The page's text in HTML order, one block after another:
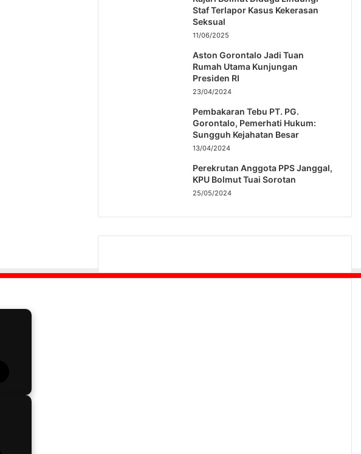
Staf Terlapor Kasus Kekerasan
Seksual
11/06/2025
Aston Gorontalo Jadi Tuan
Rumah Utama Kunjungan
Presiden RI
23/04/2024
Pembakaran Tebu PT. PG.
Gorontalo, Pemerhati Hukum:
Sungguh Kejahatan Besar
13/04/2024
Perekrutan Anggota PPS Janggal,
KPU Bolmut Tuai Sorotan
25/05/2024